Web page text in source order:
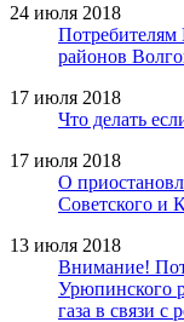
24 июля 2018
Потребителям
районов
17 июля 2018
Что делать
17 июля 2018
О
Советского и
13 июля 2018
Внимание!
Урюпинского
газа в связи